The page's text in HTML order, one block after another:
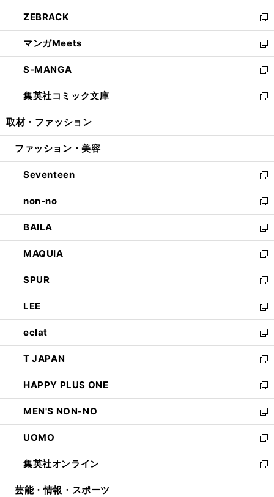
開
く
ウ
で
開
く
ン
ド
ウ
で
開
く
ウ
ィ
ン
ド
ウ
で
開
く
し
い
ウ
ィ
ン
ド
ウ
で
開
ZEBRACK
新
し
い
ウ
ィ
ン
ド
ウ
開
マンガMeets
新
し
い
ウ
ィ
ン
ウ
開
く
S-MANGA
新
し
い
ウ
ン
ウ
で
開
く
集英社コミック文庫
新
し
ウ
ン
ド
ウ
で
開
く
取材・ファッション
ファッション・美容
Seventeen
新
し
い
ウ
ィ
ン
ド
ウ
で
開
く
non-no
新
し
い
ウ
ィ
ン
ド
ウ
で
開
く
BAILA
新
し
い
ウ
ィ
ン
ド
ウ
で
開
く
MAQUIA
新
し
い
ウ
ィ
ン
ド
ウ
で
開
く
SPUR
新
し
い
ウ
ィ
ン
ド
ウ
で
開
く
LEE
新
し
い
ウ
ィ
ン
ド
ウ
で
開
く
eclat
新
し
い
ウ
ィ
ン
ド
ウ
で
開
く
T JAPAN
新
し
い
ウ
ィ
ン
ド
ウ
で
開
HAPPY PLUS ONE
新
し
い
ウ
ィ
ン
ド
ウ
MEN'S NON-NO
新
し
い
ウ
ィ
ン
UOMO
新
し
い
ウ
集英社オンライン
新
し
芸能・情報・スポーツ